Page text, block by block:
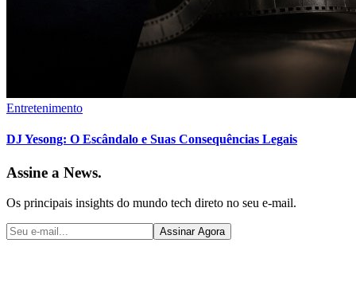
Entretenimento
DJ Yesong: O Escândalo e Suas Consequências Legais
Assine a News.
Os principais insights do mundo tech direto no seu e-mail.
Assinar Agora